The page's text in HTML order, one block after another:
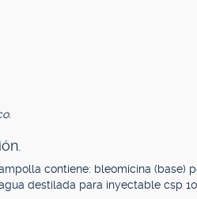
contiene: bleomicina (base)
destilada para inyectable csp